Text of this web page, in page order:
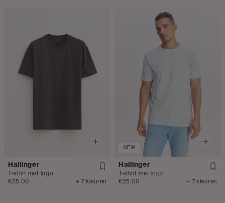
Hallinger
T-shirt met logo
€25.00
+ 7 kleuren
NEW
Hallinger
T-shirt met logo
€25.00
+ 7 kleuren